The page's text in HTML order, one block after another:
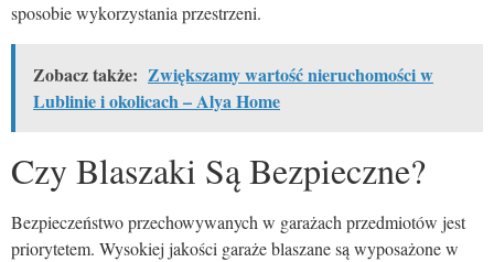
sposobie wykorzystania przestrzeni.
Zobacz także: Zwiększamy wartość nieruchomości w
Lublinie i okolicach – Alya Home
Czy Blaszaki Są Bezpieczne?
Bezpieczeństwo przechowywanych w garażach przedmiotów jest
priorytetem. Wysokiej jakości garaże blaszane są wyposażone w